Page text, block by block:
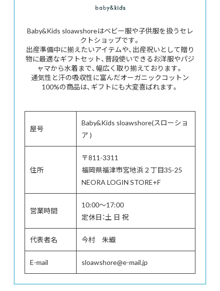
Baby&Kids sloawshoreはベビー服や子供服を扱うセレ
クトショップです。
出産準備中に揃えたいアイテムや、出産祝いとして贈り
物に最適なギフトセット、普段使いできるお洋服やパジ
ャマから水着まで、幅広く取り揃えております。
通気性と汗の吸収性に富んだオーガニックコットン
100%の商品は、ギフトにも大変喜ばれます。
屋号
Baby&Kids sloawshore(スローショ
ア )
住所
〒811-3311
福岡県福津市宮地浜２丁目35-25
NEORA LOGIN STORE+F
営業時間
10:00～17:00
定休日：土 日 祝
代表者名 今村 朱織
E-mail sloawshore@e-mail.jp